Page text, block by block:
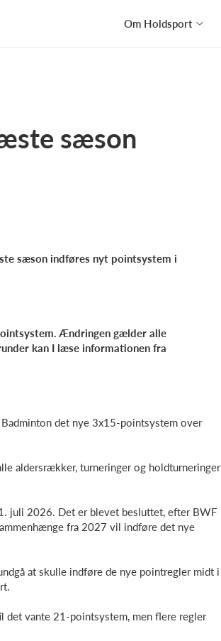
Om Holdsport
sæson
sæson indføres nyt pointsystem i
Ændringen gælder alle
kan I læse informationen fra
det nye 3x15-pointsystem over
aldersrækker, turneringer og holdturneringer
juli 2026. Det er blevet besluttet, efter BWF
fra 2027 vil indføre det nye
at skulle indføre de nye pointregler midt i
vante 21-pointsystem, men flere regler